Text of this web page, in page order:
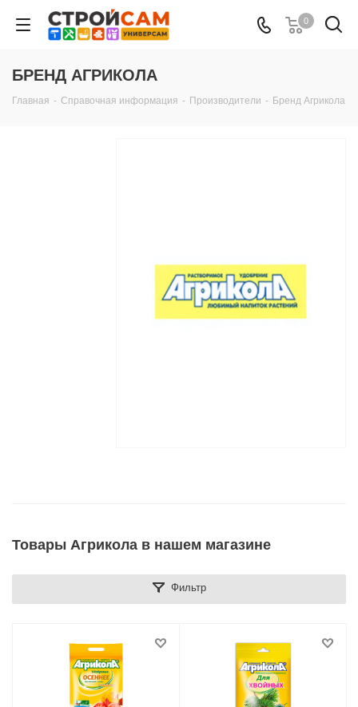
0
БРЕНД АГРИКОЛА
Главная - Справочная информация - Производители - Бренд Агрикола
Товары Агрикола в нашем магазине
Фильтр